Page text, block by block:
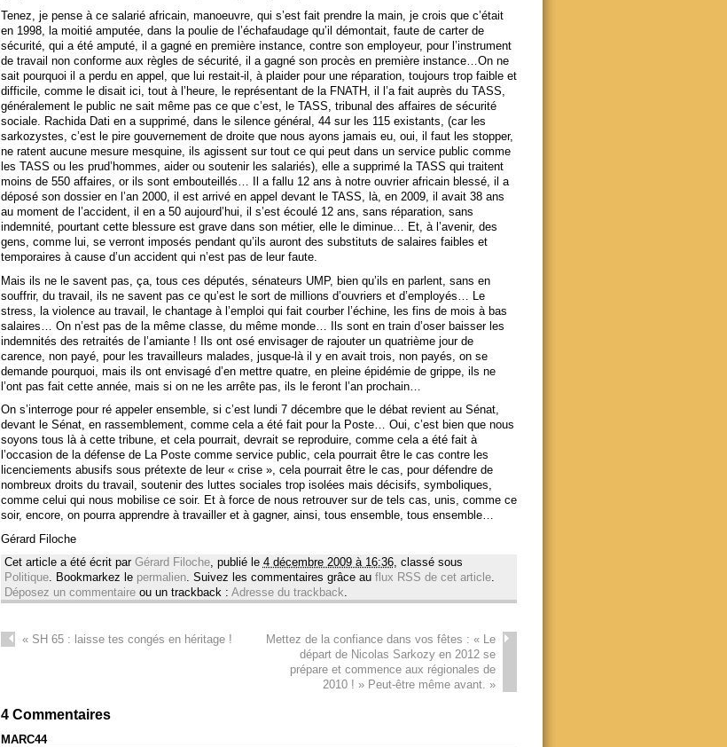
Tenez, je pense à ce salarié africain, manoeuvre, qui s’est fait prendre la main, je crois que c’était
en 1998, la moitié amputée, dans la poulie de l’échafaudage qu’il démontait, faute de carter de
sécurité, qui a été amputé, il a gagné en première instance, contre son employeur, pour l’instrument
de travail non conforme aux règles de sécurité, il a gagné son procès en première instance…On ne
sait pourquoi il a perdu en appel, que lui restait-il, à plaider pour une réparation, toujours trop faible et
difficile, comme le disait ici, tout à l’heure, le représentant de la FNATH, il l’a fait auprès du TASS,
généralement le public ne sait même pas ce que c’est, le TASS, tribunal des affaires de sécurité
sociale. Rachida Dati en a supprimé, dans le silence général, 44 sur les 115 existants, (car les
sarkozystes, c’est le pire gouvernement de droite que nous ayons jamais eu, oui, il faut les stopper,
ne ratent aucune mesure mesquine, ils agissent sur tout ce qui peut dans un service public comme
les TASS ou les prud’hommes, aider ou soutenir les salariés), elle a supprimé la TASS qui traitent
moins de 550 affaires, or ils sont embouteillés… Il a fallu 12 ans à notre ouvrier africain blessé, il a
déposé son dossier en l’an 2000, il est arrivé en appel devant le TASS, là, en 2009, il avait 38 ans
au moment de l’accident, il en a 50 aujourd’hui, il s’est écoulé 12 ans, sans réparation, sans
indemnité, pourtant cette blessure est grave dans son métier, elle le diminue… Et, à l’avenir, des
gens, comme lui, se verront imposés pendant qu’ils auront des substituts de salaires faibles et
temporaires à cause d’un accident qui n’est pas de leur faute.
Mais ils ne le savent pas, ça, tous ces députés, sénateurs UMP, bien qu’ils en parlent, sans en
souffrir, du travail, ils ne savent pas ce qu’est le sort de millions d’ouvriers et d’employés… Le
stress, la violence au travail, le chantage à l’emploi qui fait courber l’échine, les fins de mois à bas
salaires… On n’est pas de la même classe, du même monde… Ils sont en train d’oser baisser les
indemnités des retraités de l’amiante ! Ils ont osé envisager de rajouter un quatrième jour de
carence, non payé, pour les travailleurs malades, jusque-là il y en avait trois, non payés, on se
demande pourquoi, mais ils ont envisagé d’en mettre quatre, en pleine épidémie de grippe, ils ne
l’ont pas fait cette année, mais si on ne les arrête pas, ils le feront l’an prochain…
On s’interroge pour ré appeler ensemble, si c’est lundi 7 décembre que le débat revient au Sénat,
devant le Sénat, en rassemblement, comme cela a été fait pour la Poste… Oui, c’est bien que nous
soyons tous là à cette tribune, et cela pourrait, devrait se reproduire, comme cela a été fait à
l’occasion de la défense de La Poste comme service public, cela pourrait être le cas contre les
licenciements abusifs sous prétexte de leur « crise », cela pourrait être le cas, pour défendre de
nombreux droits du travail, soutenir des luttes sociales trop isolées mais décisifs, symboliques,
comme celui qui nous mobilise ce soir. Et à force de nous retrouver sur de tels cas, unis, comme ce
soir, encore, on pourra apprendre à travailler et à gagner, ainsi, tous ensemble, tous ensemble…
Gérard Filoche
Cet article a été écrit par Gérard Filoche, publié le 4 décembre 2009 à 16:36, classé sous
Politique. Bookmarkez le permalien. Suivez les commentaires grâce au flux RSS de cet article.
Déposez un commentaireou un trackback : Adresse du trackback.
«SH 65 : laisse tes congés en héritage !
Mettez de la confiance dans vos fêtes : « Le
départ de Nicolas Sarkozy en 2012 se
prépare et commence aux régionales de
2010 ! » Peut-être même avant.»
4Commentaires
MARC44